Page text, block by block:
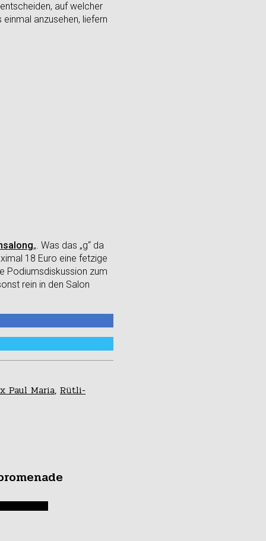
auf welcher
anzusehen, liefern
„. Was das „g“ da
18 Euro eine fetzige
Podiumsdiskussion zum
rein in den Salon
Paul Maria, Rütli-